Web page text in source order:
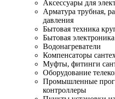
Аксессуары для
Арматура трубная,
давления
Бытовая техника
Бытовая электроника
Водонагреватели
Компенсаторы
Муфты, фитинги
Оборудование
Промышленные
контроллеры